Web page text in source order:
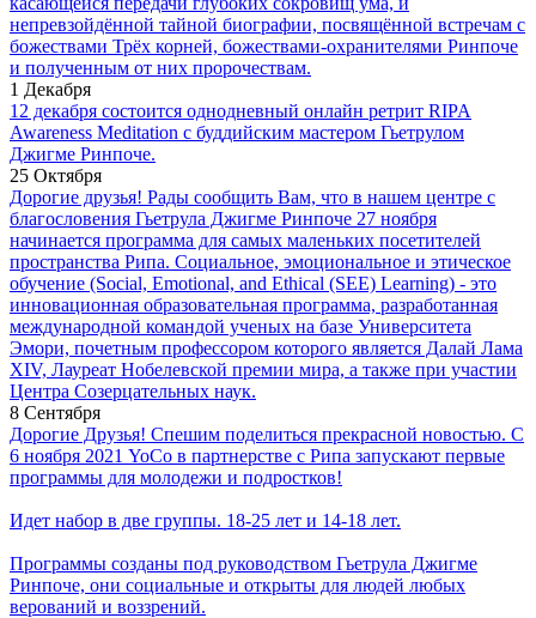
непревзойдённой тайной биографии, посвящённой встречам с
божествами Трёх корней, божествами-охранителями Ринпоче
и полученным от них пророчествам.
1 Декабря
12 декабря состоится однодневный онлайн ретрит RIPA
Awareness Meditation с буддийским мастером Гьетрулом
Джигме Ринпоче.
25 Октября
Дорогие друзья! Рады сообщить Вам, что в нашем центре с
благословения Гьетрула Джигме Ринпоче 27 ноября
начинается программа для самых маленьких посетителей
пространства Рипа. Социальное, эмоциональное и этическое
обучение (Social, Emotional, and Ethical (SEE) Learning) - это
инновационная образовательная программа, разработанная
международной командой ученых на базе Университета
Эмори, почетным профессором которого является Далай Лама
XIV, Лауреат Нобелевской премии мира, а также при участии
Центра Созерцательных наук.
8 Сентября
Дорогие Друзья! Спешим поделиться прекрасной новостью. С
6 ноября 2021 YoCo в партнерстве с Рипа запускают первые
программы для молодежи и подростков!
Идет набор в две группы. 18-25 лет и 14-18 лет.
Программы созданы под руководством Гьетрула Джигме
Ринпоче, они социальные и открыты для людей любых
верований и воззрений.